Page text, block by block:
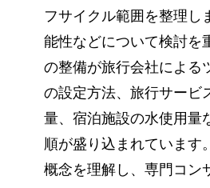
フサイクル範囲を整理し
能性などについて検討を
の整備が旅行会社による
の設定方法、旅行サービ
量、宿泊施設の水使用量
順が盛り込まれています
概念を理解し、専門コン